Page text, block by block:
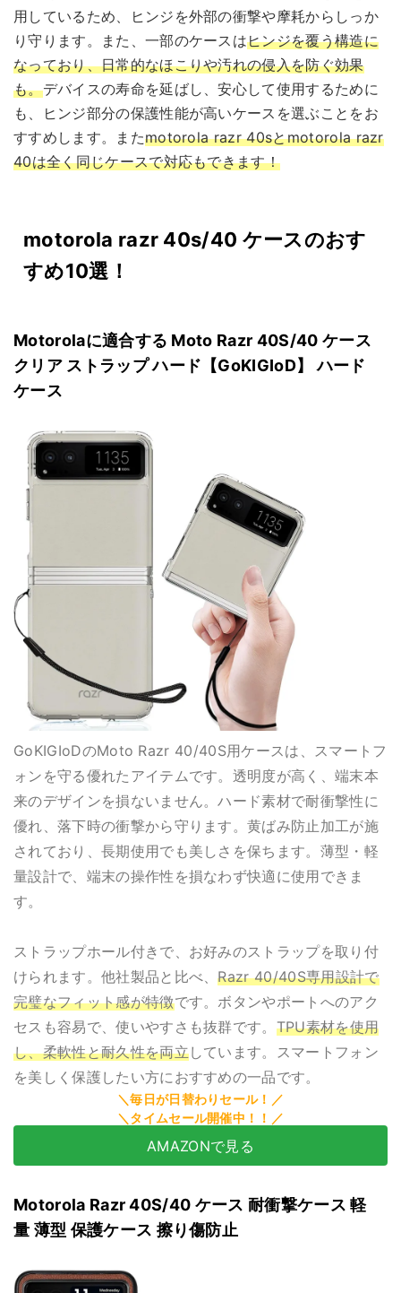
用しているため、ヒンジを外部の衝撃や摩耗からしっか
り守ります。また、一部のケースはヒンジを覆う構造に
なっており、日常的なほこりや汚れの侵入を防ぐ効果
も。デバイスの寿命を延ばし、安心して使用するために
も、ヒンジ部分の保護性能が高いケースを選ぶことをお
すすめします。またmotorola razr 40sとmotorola razr
40は全く同じケースで対応もできます！
motorola razr 40s/40 ケースのおす
すめ10選！
Motorolaに適合する Moto Razr 40S/40 ケース
クリア ストラップ ハード【GoKIGIoD】 ハード
ケース
GoKIGIoDのMoto Razr 40/40S用ケースは、スマートフ
ォンを守る優れたアイテムです。透明度が高く、端末本
来のデザインを損ないません。ハード素材で耐衝撃性に
優れ、落下時の衝撃から守ります。黄ばみ防止加工が施
されており、長期使用でも美しさを保ちます。薄型・軽
量設計で、端末の操作性を損なわず快適に使用できま
す。
ストラップホール付きで、お好みのストラップを取り付
けられます。他社製品と比べ、Razr 40/40S専用設計で
完璧なフィット感が特徴です。ボタンやポートへのアク
セスも容易で、使いやすさも抜群です。 TPU素材を使用
し、柔軟性と耐久性を両立しています。スマートフォン
を美しく保護したい方におすすめの一品です。
AMAZONで見る
Motorola Razr 40S/40 ケース 耐衝撃ケース 軽
量 薄型 保護ケース 擦り傷防止